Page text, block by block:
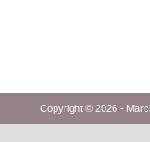
Copyright © 2026 -